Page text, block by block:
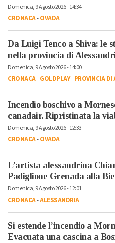
Domenica, 9 Agosto 2026 - 14:34
CRONACA-OVADA
Da Luigi Tenco a Shiva: le
nella provincia di
Domenica, 9 Agosto 2026 - 14:00
CRONACA-GOLDPLAY-PROVINCIA DI
Incendio boschivo a
canadair. Ripristinata la
Domenica, 9 Agosto 2026 - 12:33
CRONACA-OVADA
L’artista alessandrina
Padiglione Grenada alla
Domenica, 9 Agosto 2026 - 12:01
CRONACA-ALESSANDRIA
Si estende l’incendio a
Evacuata una cascina a